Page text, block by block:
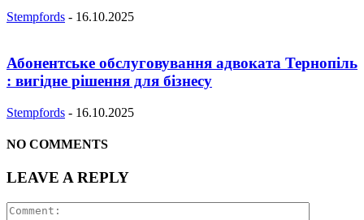
Stempfords - 16.10.2025
Абонентське обслуговування адвоката Тернопіль
: вигідне рішення для бізнесу
Stempfords - 16.10.2025
NO COMMENTS
LEAVE A REPLY